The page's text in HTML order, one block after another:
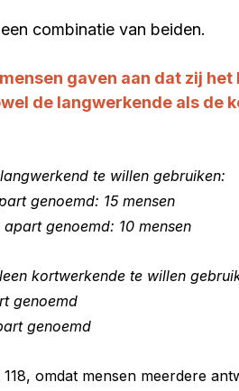
combinatie van beiden.
gaven aan dat zij
de langwerkende als de
te willen gebruiken:
genoemd: 15 mensen
genoemd: 10 mensen
kortwerkende te willen
genoemd
genoemd
omdat mensen meerdere